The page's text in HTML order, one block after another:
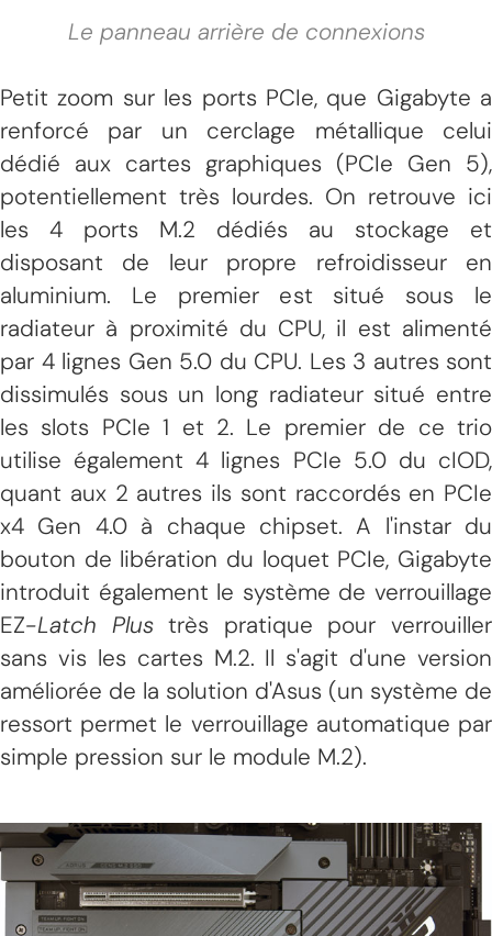
Le panneau arrière de connexions
Petit zoom sur les ports PCIe, que Gigabyte a
renforcé par un cerclage métallique celui
dédié aux cartes graphiques (PCIe Gen 5),
potentiellement très lourdes. On retrouve ici
les 4 ports M.2 dédiés au stockage et
disposant de leur propre refroidisseur en
aluminium. Le premier est situé sous le
radiateur à proximité du CPU, il est alimenté
par 4 lignes Gen 5.0 du CPU. Les 3 autres sont
dissimulés sous un long radiateur situé entre
les slots PCIe 1 et 2. Le premier de ce trio
utilise également 4 lignes PCIe 5.0 du cIOD,
quant aux 2 autres ils sont raccordés en PCIe
x4 Gen 4.0 à chaque chipset. A l'instar du
bouton de libération du loquet PCIe, Gigabyte
introduit également le système de verrouillage
EZ-Latch Plustrès pratique pour verrouiller
sans vis les cartes M.2. Il s'agit d'une version
améliorée de la solution d'Asus (un système de
ressort permet le verrouillage automatique par
simple pression sur le module M.2).